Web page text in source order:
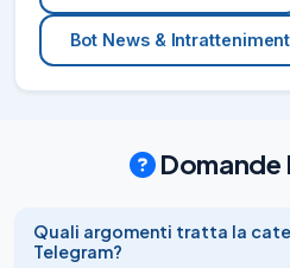
Bot News &
Domande
Quali argomenti tratta la
Telegram?